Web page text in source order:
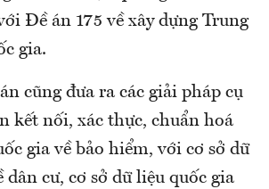
Đề án 175 về xây dựng Trung
gia.
cũng đưa ra các giải pháp cụ
kết nối, xác thực, chuẩn hoá
gia về bảo hiểm, với cơ sở dữ
dân cư, cơ sở dữ liệu quốc gia